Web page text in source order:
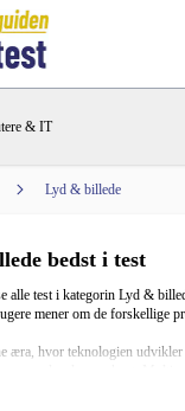
& IT
Lyd & billede
bedst i test
alle test i kategorin Lyd &
mener om de forskellige
æra, hvor teknologien